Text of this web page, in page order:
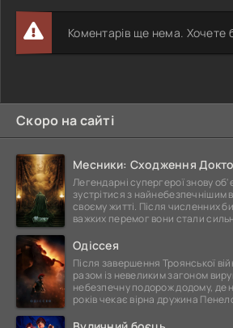
Коментарів ще нема. Хочете
Скоро на сайті
Месники: Сходження
Легендарні супергерої знову
зустрітися з найнебезпечнішим
своєму житті. Після численних
важких перемог вони стали
Одіссея
Після завершення Троянської
разом із невеликим загоном
небезпечну подорож додому, де
років чекає вірна дружина